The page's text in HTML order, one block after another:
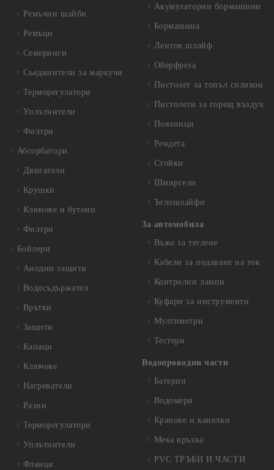
Ремъчни шайби
Ремъци
Семеринги
Съединители за маркучи
Терморегулатори
Уплътнители
Филтри
Абсорбатори
Двигатели
Крушки
Ключове и бутони
Филтри
Бойлери
Анодни защити
Водосъдържател
Врътки
Защити
Капаци
Ключове
Нагреватели
Разни
Терморегулатори
Уплътнители
Фланци
Акумулаторни бормашини
Бормашина
Лентов шлайф
Оберфреза
Пистолет за топъл силикон
Пистолети за горещ въздух
Поялници
Рендета
Стойки
Шмиргели
Ъглошлайфи
За автомобила
Въже за теглене
Кабели за подаване на ток
Контролни лампи
Куфари за инструменти
Мултиметри
Тестери
Водопроводни части
Батерии
Водомери
Кранове и канелки
Мека връзка
PVC ТРЪБИ И ЧАСТИ